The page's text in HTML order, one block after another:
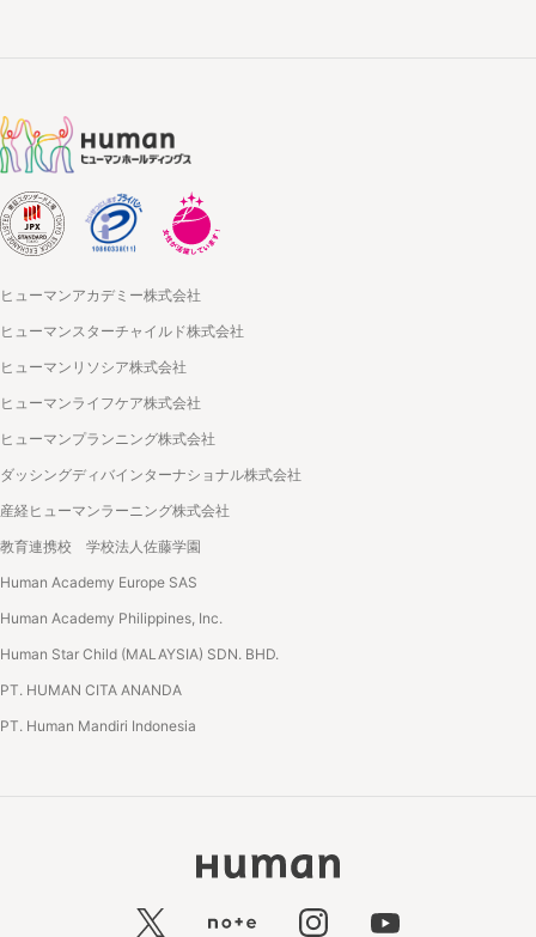
ヒューマンアカデミー株式会社
ヒューマンスターチャイルド株式会社
ヒューマンリソシア株式会社
ヒューマンライフケア株式会社
ヒューマンプランニング株式会社
ダッシングディバインターナショナル株式会社
産経ヒューマンラーニング株式会社
教育連携校 学校法人佐藤学園
Human Academy Europe SAS
Human Academy Philippines, Inc.
Human Star Child (MALAYSIA) SDN. BHD.
PT. HUMAN CITA ANANDA
PT. Human Mandiri Indonesia